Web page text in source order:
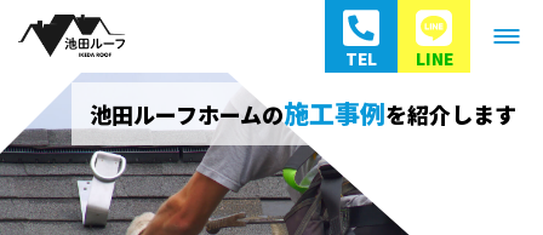
TEL LINE
池田ルーフホームの施工事例を紹介します